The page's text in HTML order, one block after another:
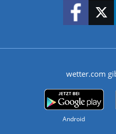
wetter.com
Android